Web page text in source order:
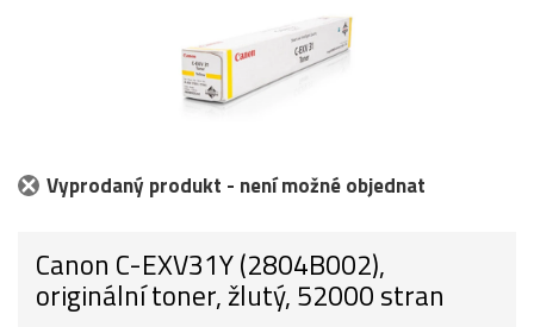
Vyprodaný produkt - není možné objednat
Canon C-EXV31Y (2804B002),
originální toner, žlutý, 52000 stran